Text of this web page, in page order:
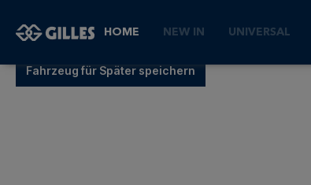
HOME NEW IN UNIVERSAL
Honda GB 350 S
Fahrzeug für Später speichern